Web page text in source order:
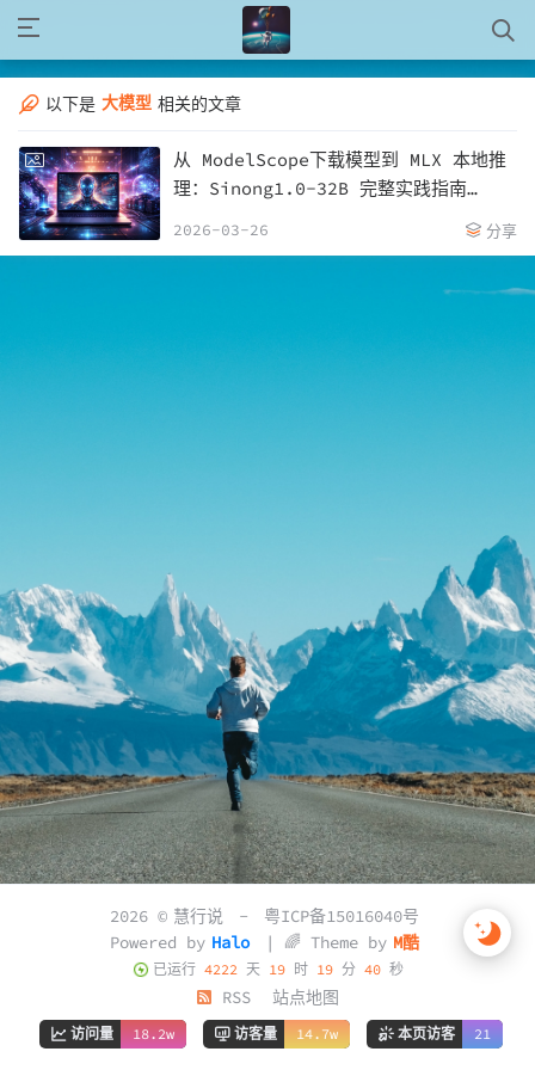
以下是 大模型 相关的文章
从 ModelScope下载模型到 MLX 本地推
理：Sinong1.0-32B 完整实践指南
2026-03-26 分享
2026 © 慧行说 -
粤ICP备15016040号
Powered by Halo | 🌈 Theme by M酷
已运行 4222天 19时 19分 41秒
RSS 站点地图
访问量 18.2w 访客量 14.7w 本页访客 21